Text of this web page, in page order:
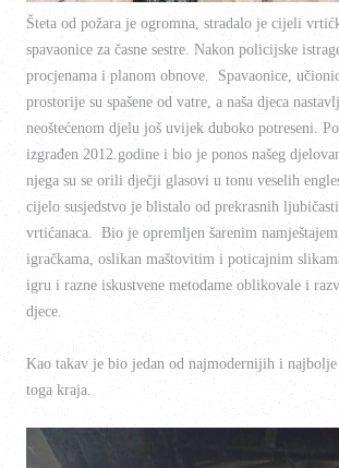
Šteta od požara je ogromna, stradalo je cijeli
spavaonice za časne sestre. Nakon policijske
procjenama i planom obnove. Spavaonice,
prostorije su spašene od vatre, a naša djeca
neoštećenom djelu još uvijek duboko potreseni.
izgrađen 2012.godine i bio je ponos našeg
njega su se orili dječji glasovi u tonu veselih
cijelo susjedstvo je blistalo od prekrasnih
vrtićanaca. Bio je opremljen šarenim
igračkama, oslikan maštovitim i poticajnim
igru i razne iskustvene metodame oblikovale i
djece.
Kao takav je bio jedan od najmodernijih i
toga kraja.